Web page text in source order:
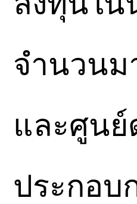
จำนวนม
และศูนย์
ประกอบ